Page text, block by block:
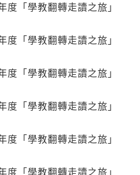
度「學教翻轉走讀之旅」
度「學教翻轉走讀之旅」
度「學教翻轉走讀之旅」
度「學教翻轉走讀之旅」
度「學教翻轉走讀之旅」
度「學教翻轉走讀之旅」